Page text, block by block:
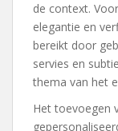
de context.
elegantie en
bereikt door
servies en
thema van het
Het toevoegen